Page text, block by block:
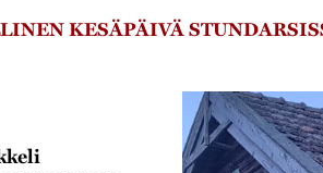
KESÄPÄIVÄ